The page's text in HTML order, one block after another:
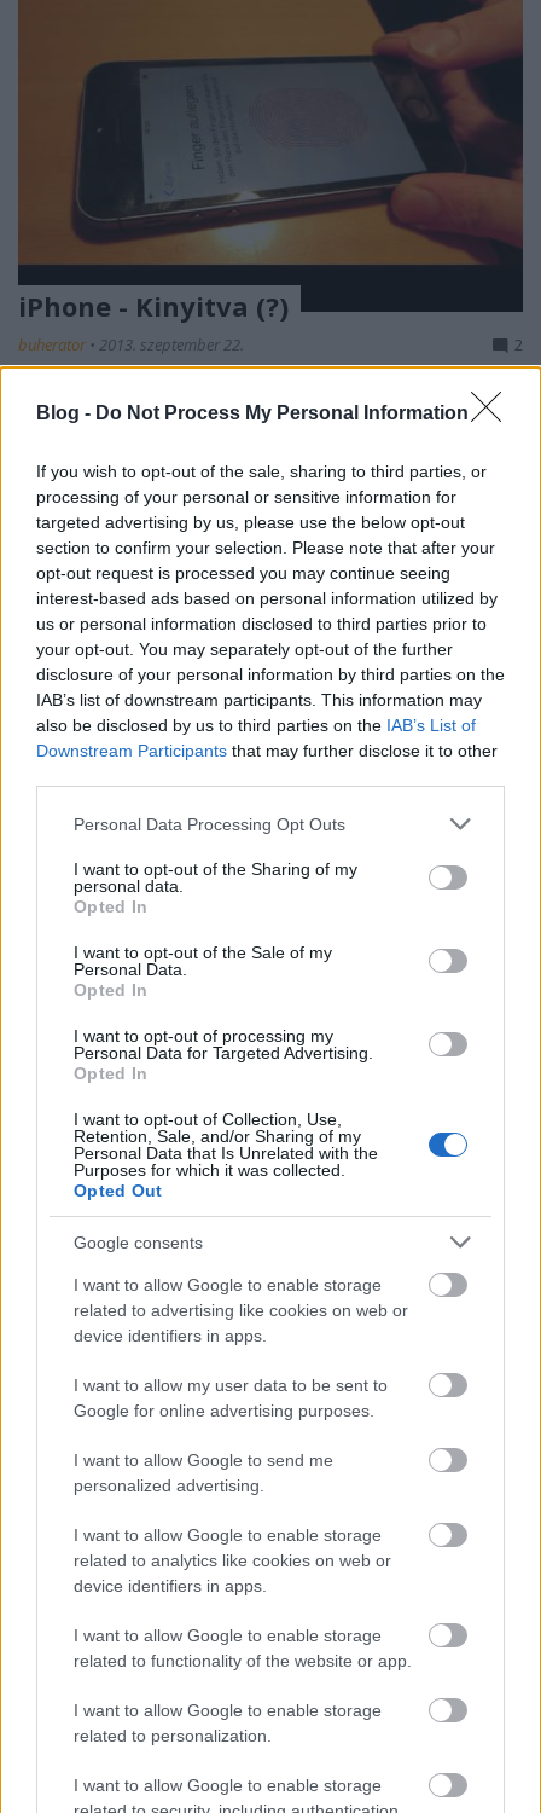
Blog - Do Not Process My Personal Information
If you wish to opt-out of the sale, sharing to third parties, or
processing of your personal or sensitive information for
targeted advertising by us, please use the below opt-out
section to confirm your selection. Please note that after your
opt-out request is processed you may continue seeing
interest-based ads based on personal information utilized by
us or personal information disclosed to third parties prior to
your opt-out. You may separately opt-out of the further
disclosure of your personal information by third parties on the
IAB’s list of downstream participants. This information may
also be disclosed by us to third parties on the IAB’s List of
Downstream Participants that may further disclose it to other
Please note that this website/app uses one or more Google
not limited to your visit or usage behaviour. You may click to
grant or deny consent to Google and its third-party tags to
use your data for below specified purposes in below Google
consent section.
Personal Data Processing Opt Outs
I want to opt-out of the Sharing of my
personal data.
Opted In
I want to opt-out of the Sale of my
Personal Data.
Opted In
I want to opt-out of processing my
Personal Data for Targeted Advertising.
Opted In
I want to opt-out of Collection, Use,
Retention, Sale, and/or Sharing of my
Personal Data that Is Unrelated with the
Purposes for which it was collected.
Opted Out
Google consents
I want to allow Google to enable storage
related to advertising like cookies on web or
device identifiers in apps.
I want to allow my user data to be sent to
Google for online advertising purposes.
I want to allow Google to send me
personalized advertising.
I want to allow Google to enable storage
related to analytics like cookies on web or
device identifiers in apps.
I want to allow Google to enable storage
related to functionality of the website or app.
I want to allow Google to enable storage
related to personalization.
I want to allow Google to enable storage
iPhone - Kinyitva (?)
buherator • 2013. szeptember 22. 2
Ismét igazolást nyert a mondás, miszerint minden
az #istouchidhackedyet ("megtörték-e már a touch
id-t?") kiírása óta, a Chaos Computer Club
biometrikai tagozata pedig már közzé is tett egy
közleményt valamint egy videót az új…
28C3 közvetítés + Lockpick workshop
buherator•2011. december 02.
Lockpicking workshoppal és bugkereső
hackathonnal egybekötött 28C3 közvetítést (No Nerd
Left Behind) szervezünk a HACK-be. A konferencia
december 27-30. között tart, az eddigi szűk körű
felmérés alapján mi 27-én és 28-án biztosan várni
fogjuk az érdeklődőket, a későbbi napok…
CCC elemzés a német kormányzati
trójairól
buherator•2011. október 09.
A Chaos Computer Club megszerezte és kielemezte a
német kormány által fejlesztett, Quellen-TKÜ névre
figyelemmel kíséri a szoftver fejlesztését. A német
alkotmánybíróság három éve kimondta, hogy az
állampolgárok…
27C3: Békével jöttünk
buherator•2010. augusztus 05.
"Békével jöttünk", mondták az Új Világ
meghódítói."Békével jöttünk", mondják a
kormányok, amikor kolonizálják, szabályozzák és
militarizálják az új digitális világot."Békével jöttünk",
mondják az országméretű vállalatok, akik pénzt…
Mégis CCC
buherator•2008. december 26.
Nos, kemény szervezőmunka eredményeként holnap
hajnalban - ha az ébresztőórám, a busztársaság és
Szent Izidor is úgy akarja - úgy néz ki mégis
elindulunk a 25th Chaos Communication
Congressre. Így előreláthatólag lesz
egyéb…